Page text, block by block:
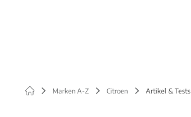
Marken A-Z Citroen Artikel & Tests